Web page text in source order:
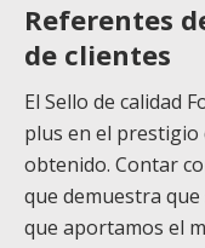
Referentes
de clientes
El Sello de calidad
plus en el prestigio
obtenido. Contar
que demuestra
que aportamos el